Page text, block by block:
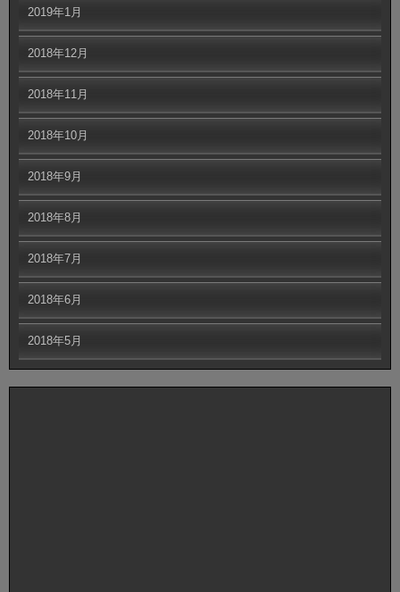
2019年1月
2018年12月
2018年11月
2018年10月
2018年9月
2018年8月
2018年7月
2018年6月
2018年5月